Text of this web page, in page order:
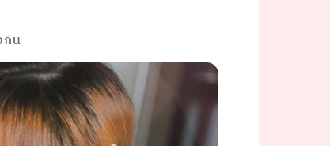
กัน